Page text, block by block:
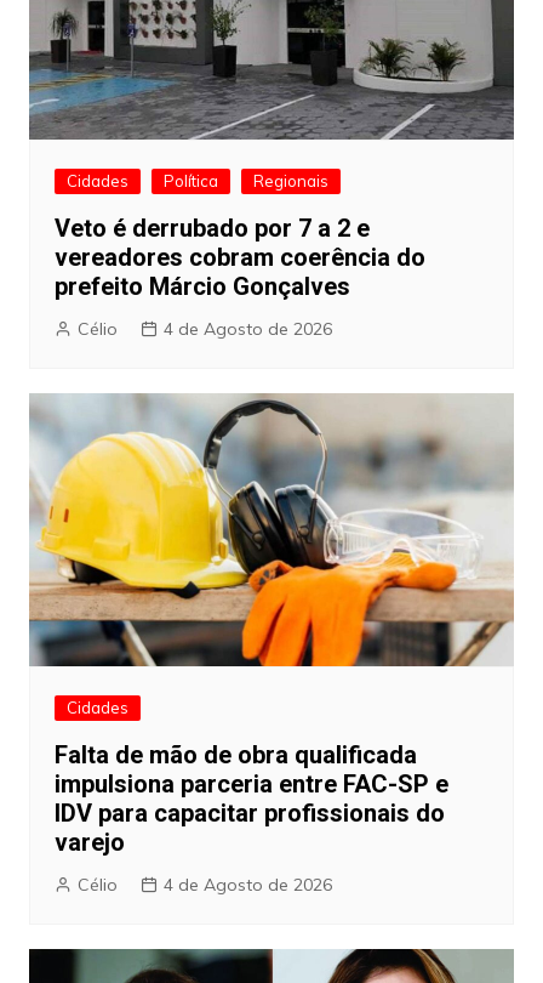
Cidades Política Regionais
Veto é derrubado por 7 a 2 e
vereadores cobram coerência do
prefeito Márcio Gonçalves
Célio 4 de Agosto de 2026
Cidades
Falta de mão de obra qualificada
impulsiona parceria entre FAC-SP e
IDV para capacitar profissionais do
varejo
Célio 4 de Agosto de 2026